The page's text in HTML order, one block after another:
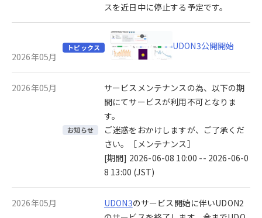
スを近日中に停止する予定です。
2026年05月
トピックス UDON3公開開始
2026年05月
お知らせ
サービスメンテナンスの為、以下の期
間にてサービスが利用不可となりま
す。
ご迷惑をおかけしますが、ご了承くだ
さい。［メンテナンス］
[期間] 2026-06-08 10:00 -- 2026-06-0
8 13:00 (JST)
2026年05月 UDON3のサービス開始に伴いUDON2